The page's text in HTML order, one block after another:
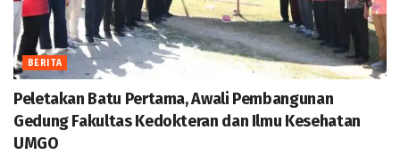
BERITA
Peletakan Batu Pertama, Awali Pembangunan
Gedung Fakultas Kedokteran dan Ilmu Kesehatan
UMGO